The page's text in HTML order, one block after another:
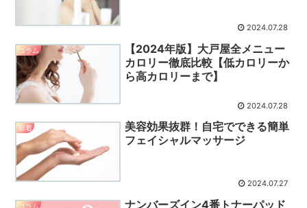
2024.07.28
コラム
【2024年版】大戸屋全メニュー
カロリー徹底比較【低カロリーか
ら高カロリーまで】
2024.07.28
新着
美容効果抜群！自宅でできる簡単
フェイシャルマッサージ
2024.07.27
コラム
ナンバーズイン4番トナーパッド